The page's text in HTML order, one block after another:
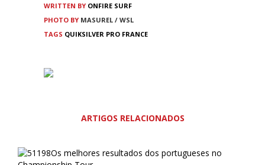
WRITTEN BY ONFIRE SURF
PHOTO BY MASUREL / WSL
TAGS QUIKSILVER PRO FRANCE
ARTIGOS RELACIONADOS